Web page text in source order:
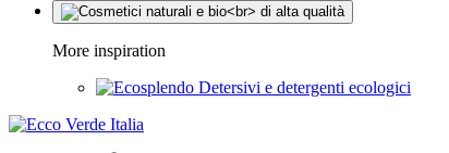
More inspiration
Detersivi e detergenti ecologici